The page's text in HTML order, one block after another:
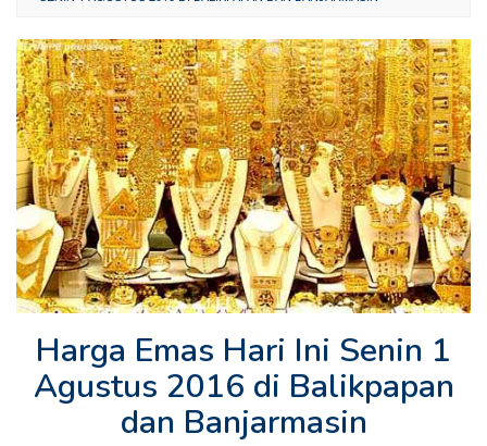
Harga Emas Hari Ini Senin 1
Agustus 2016 di Balikpapan
dan Banjarmasin